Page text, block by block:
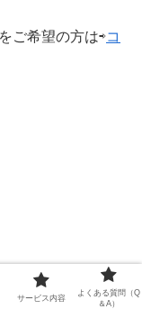
ご希望の方は⇨コ
サービス内容
よくある質問（Q
＆A）